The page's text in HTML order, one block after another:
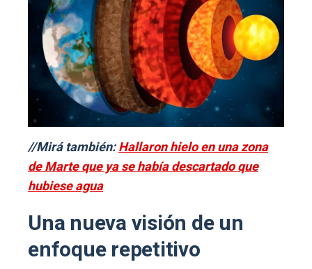
//Mirá también:Hallaron hielo en una zona
de Marte que ya se había descartado que
hubiese agua
Una nueva visión de un
enfoque repetitivo